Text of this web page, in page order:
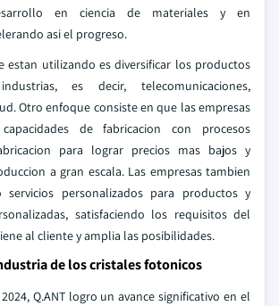
en ciencia de materiales y en
asi el progreso.
estan utilizando es diversificar los productos
es decir, telecomunicaciones,
Otro enfoque consiste en que las empresas
de fabricacion con procesos
para lograr precios mas bajos y
a gran escala. Las empresas tambien
servicios personalizados para productos y
satisfaciendo los requisitos del
al cliente y amplia las posibilidades.
de los cristales fotonicos
Q.ANT logro un avance significativo en el